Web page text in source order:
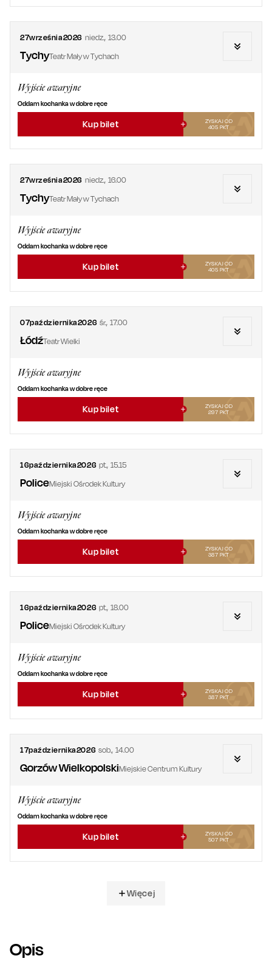
27września2026 niedz., 13.00
TychyTeatr Mały w Tychach
Wyjście awaryjne
Oddam kochanka w dobre ręce
Kup bilet
ZYSKAJ OD
405 PKT
27września2026 niedz., 16.00
TychyTeatr Mały w Tychach
Wyjście awaryjne
Oddam kochanka w dobre ręce
Kup bilet
ZYSKAJ OD
405 PKT
07października2026 śr.,17.00
ŁódźTeatr Wielki
Wyjście awaryjne
Oddam kochanka w dobre ręce
Kup bilet
ZYSKAJ OD
297 PKT
16października2026 pt.,15.15
PoliceMiejski Ośrodek Kultury
Wyjście awaryjne
Oddam kochanka w dobre ręce
Kup bilet
ZYSKAJ OD
387 PKT
16października2026 pt.,18.00
PoliceMiejski Ośrodek Kultury
Wyjście awaryjne
Oddam kochanka w dobre ręce
Kup bilet
ZYSKAJ OD
387 PKT
17października2026 sob.,14.00
Gorzów WielkopolskiMiejskie Centrum Kultury
Wyjście awaryjne
Oddam kochanka w dobre ręce
Kup bilet
ZYSKAJ OD
507 PKT
Więcej
Opis